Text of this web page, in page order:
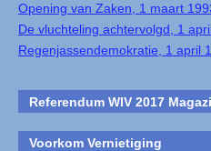
Opening van Zaken, 1 maart
De vluchteling achtervolgd, 1
Regenjassendemokratie, 1 april
Referendum WIV 2017
Voorkom Vernietiging